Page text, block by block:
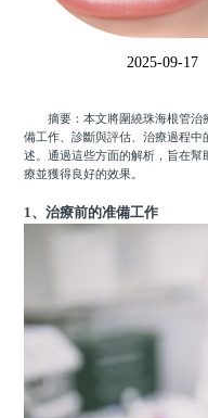
2025-09-17
摘要：本文將圍繞珠海根管治
備工作、診斷與評估、治療過程
述。通過這些方面的解析，旨在
療並獲得良好的效果。
1、治療前的准備工作